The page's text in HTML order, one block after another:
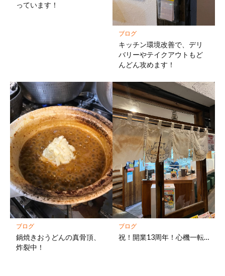
っています！
ブログ
キッチン環境改善で、デリ
バリーやテイクアウトもど
んどん攻めます！
ブログ
鍋焼きおうどんの真骨頂、
炸裂中！
ブログ
祝！開業13周年！心機一転…